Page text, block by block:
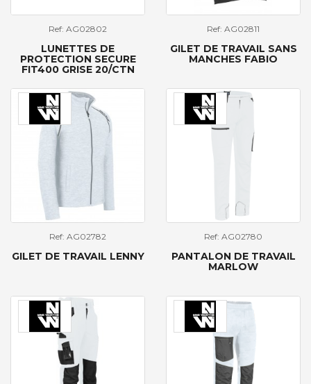
Ref: AG02802
LUNETTES DE
PROTECTION SECURE
FIT400 GRISE 20/CTN
Ref: AG02811
GILET DE TRAVAIL SANS
MANCHES FABIO
Ref: AG02782
GILET DE TRAVAIL LENNY
Ref: AG02780
PANTALON DE TRAVAIL
MARLOW